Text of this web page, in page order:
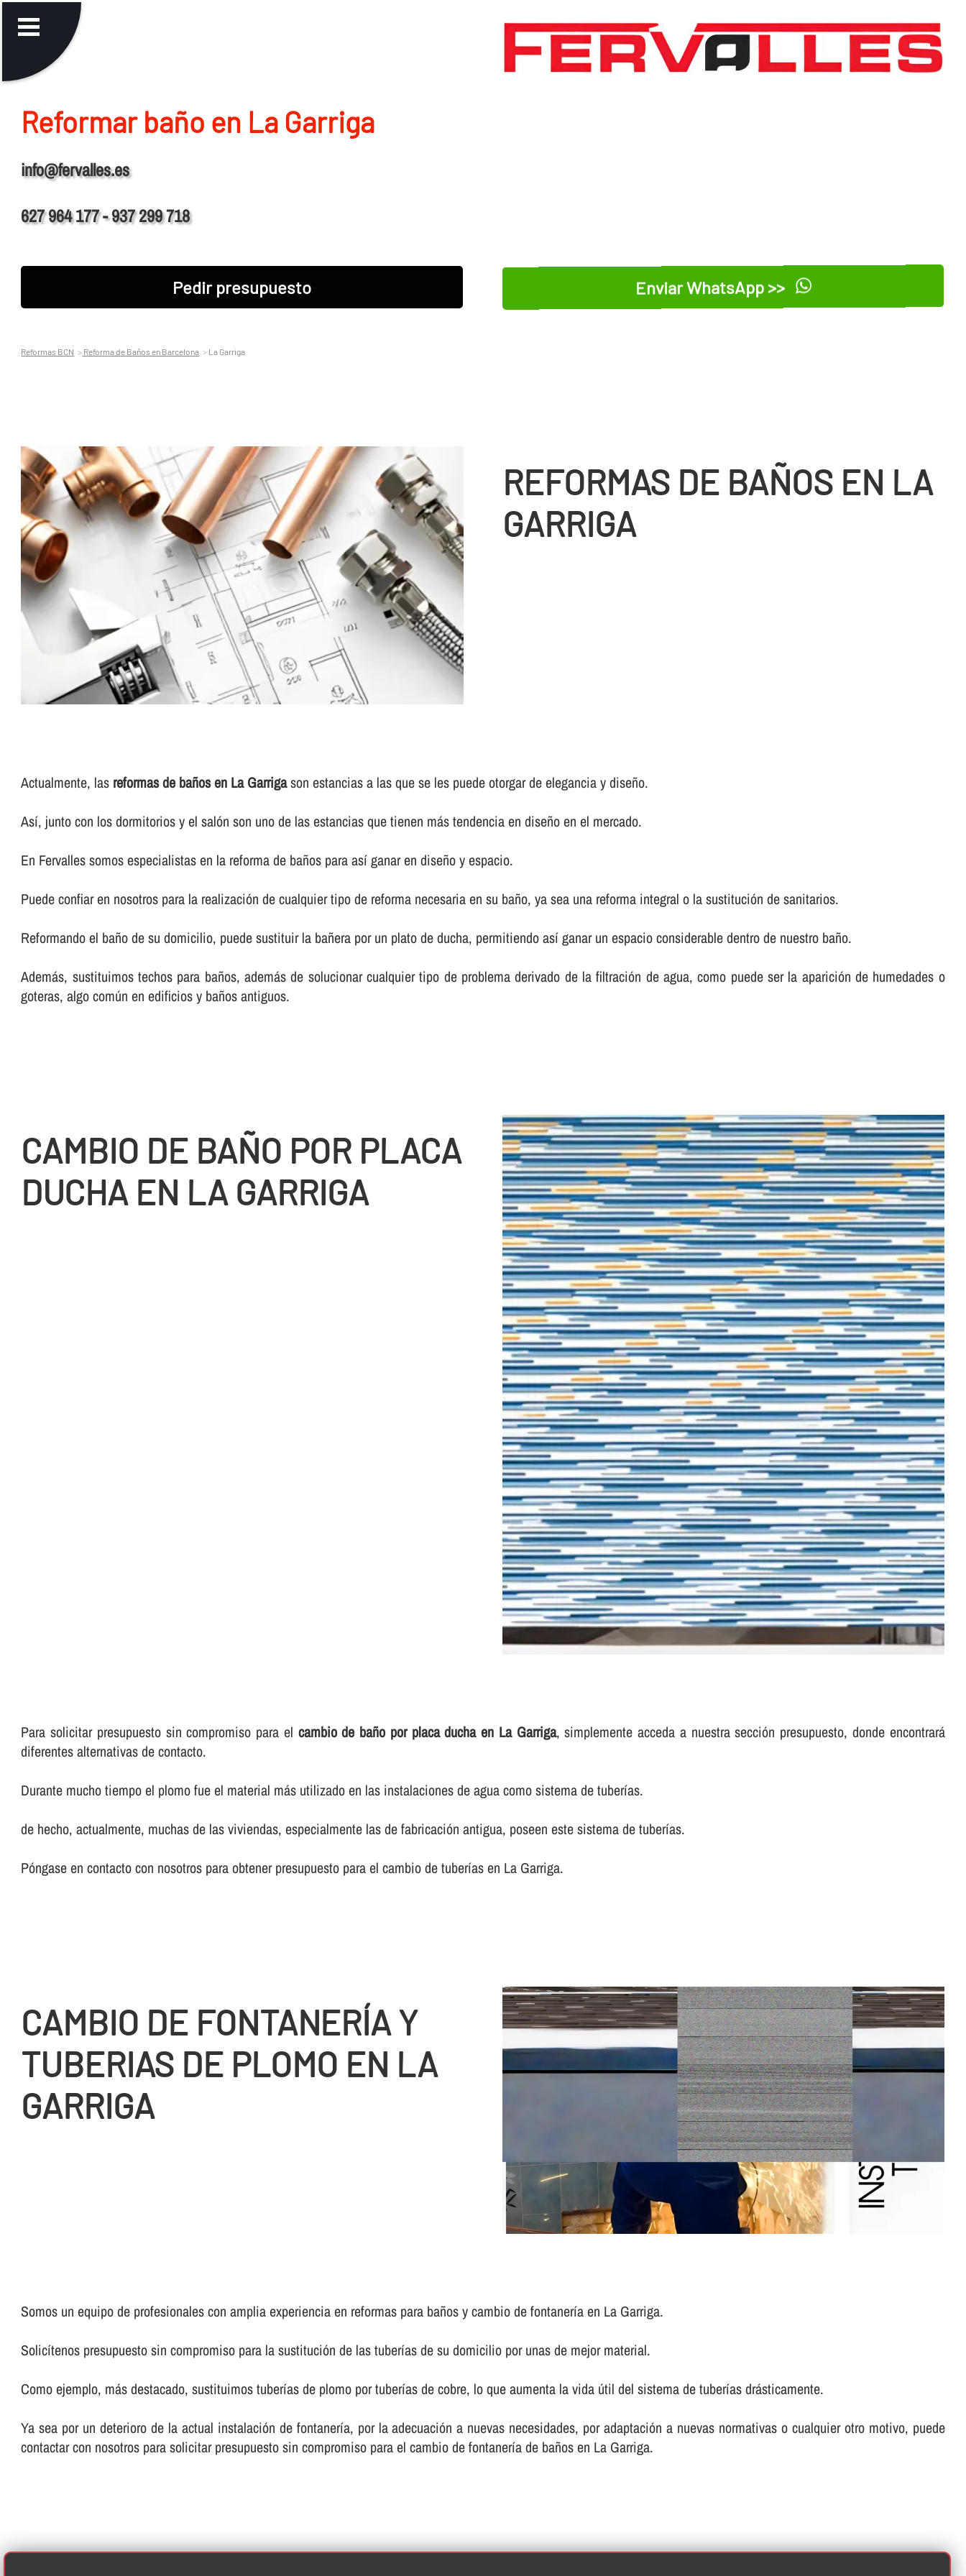
Reformar baño en La Garriga
info@fervalles.es
627 964 177 - 937 299 718
Pedir presupuesto Enviar WhatsApp >>
Reformas BCN Reforma de Baños en Barcelona La Garriga
REFORMAS DE BAÑOS EN LA
GARRIGA
Actualmente, las reformas de baños en La Garrigason estancias a las que se les puede otorgar de elegancia y diseño.
Así­, junto con los dormitorios y el salón son uno de las estancias que tienen más tendencia en diseño en el mercado.
En Fervalles somos especialistas en la reforma de baños para así­ ganar en diseño y espacio.
Puede confiar en nosotros para la realización de cualquier tipo de reforma necesaria en su baño, ya sea una reforma integral o la sustitución de sanitarios.
Reformando el baño de su domicilio, puede sustituir la bañera por un plato de ducha, permitiendo así­ ganar un espacio considerable dentro de nuestro baño.
Además, sustituimos techos para baños, además de solucionar cualquier tipo de problema derivado de la filtración de agua, como puede ser la aparición de humedades o
goteras, algo común en edificios y baños antiguos.
CAMBIO DE BAÑO POR PLACA
DUCHA EN LA GARRIGA
Para solicitar presupuesto sin compromiso para el cambio de baño por placa ducha en La Garriga, simplemente acceda a nuestra sección presupuesto, donde encontrará
diferentes alternativas de contacto.
Durante mucho tiempo el plomo fue el material más utilizado en las instalaciones de agua como sistema de tuberí­as.
de hecho, actualmente, muchas de las viviendas, especialmente las de fabricación antigua, poseen este sistema de tuberí­as.
Póngase en contacto con nosotros para obtener presupuesto para el cambio de tuberí­as en La Garriga.
CAMBIO DE FONTANERÍ­A Y
TUBERIAS DE PLOMO EN LA
GARRIGA
Somos un equipo de profesionales con amplia experiencia en reformas para baños y cambio de fontanerí­a en La Garriga.
Solicí­tenos presupuesto sin compromiso para la sustitución de las tuberí­as de su domicilio por unas de mejor material.
Como ejemplo, más destacado, sustituimos tuberí­as de plomo por tuberí­as de cobre, lo que aumenta la vida útil del sistema de tuberí­as drásticamente.
Ya sea por un deterioro de la actual instalación de fontanerí­a, por la adecuación a nuevas necesidades, por adaptación a nuevas normativas o cualquier otro motivo, puede
contactar con nosotros para solicitar presupuesto sin compromiso para el cambio de fontanerí­a de baños en La Garriga.